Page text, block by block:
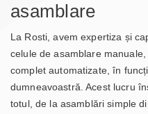
asamblare
La Rosti, avem expertiza și
celule de asamblare
complet automatizate, în
dumneavoastră. Acest lucru
totul, de la asamblări simple